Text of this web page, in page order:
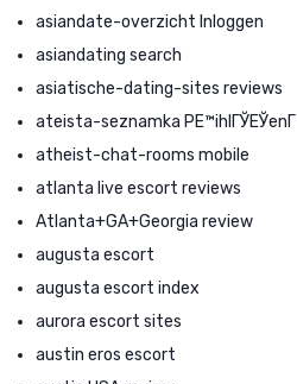
asiandate-overzicht Inloggen
asiandating search
asiatische-dating-sites reviews
ateista-seznamka PЕ™ihlГЎЕЎenГ­
atheist-chat-rooms mobile
atlanta live escort reviews
Atlanta+GA+Georgia review
augusta escort
augusta escort index
aurora escort sites
austin eros escort